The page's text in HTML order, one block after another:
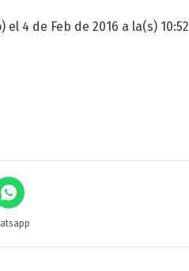
4 de Feb de 2016 a la(s) 10:52